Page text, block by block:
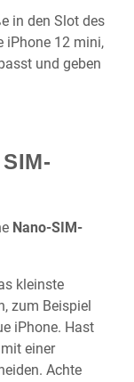
in den Slot des
iPhone 12 mini,
und geben
Nano-SIM-
kleinste
zum Beispiel
iPhone. Hast
einer
Achte